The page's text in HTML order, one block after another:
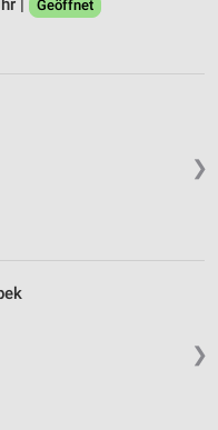
| Geöffnet
❯
❯